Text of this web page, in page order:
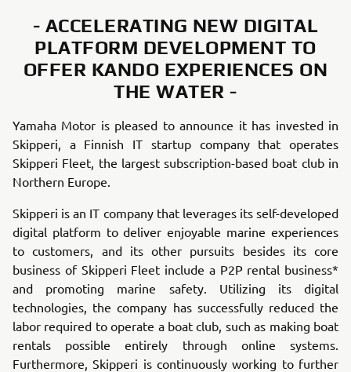
- ACCELERATING NEW DIGITAL
PLATFORM DEVELOPMENT TO
OFFER KANDO EXPERIENCES ON
THE WATER -
Yamaha Motor is pleased to announce it has invested in
Skipperi, a Finnish IT startup company that operates
Skipperi Fleet, the largest subscription-based boat club in
Northern Europe.
Skipperi is an IT company that leverages its self-developed
digital platform to deliver enjoyable marine experiences
to customers, and its other pursuits besides its core
business of Skipperi Fleet include a P2P rental business*
and promoting marine safety. Utilizing its digital
technologies, the company has successfully reduced the
labor required to operate a boat club, such as making boat
rentals possible entirely through online systems.
Furthermore, Skipperi is continuously working to further